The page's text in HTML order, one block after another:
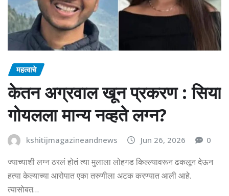
महत्वाचे
केतन अग्रवाल खून प्रकरण : सिया
गोयलला मान्य नव्हते लग्न?
kshitijmagazineandnews Jun 26, 2026 0
ज्याच्याशी लग्न ठरलं होतं त्या मुलाला लोहगड किल्ल्यावरून ढकलून देऊन
हत्या केल्याच्या आरोपात एका तरुणीला अटक करण्यात आली आहे.
त्यासोबत…